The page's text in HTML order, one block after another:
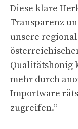
Diese klare
Transparenz
unsere
Qualitätshonig
mehr durch
Importware
zugreifen.“